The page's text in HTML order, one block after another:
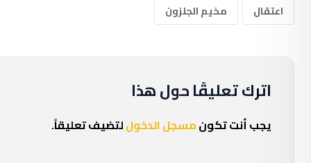
اعتقال مخيم الجلزون
اترك تعليقًا حول هذا
يجب أنت تكونمسجل الدخوللتضيف تعليقاً.